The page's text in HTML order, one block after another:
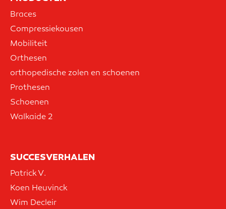
Braces
Compressiekousen
Mobiliteit
Orthesen
orthopedische zolen en schoenen
Prothesen
Schoenen
Walkaide 2
SUCCESVERHALEN
Patrick V.
Koen Heuvinck
Wim Decleir